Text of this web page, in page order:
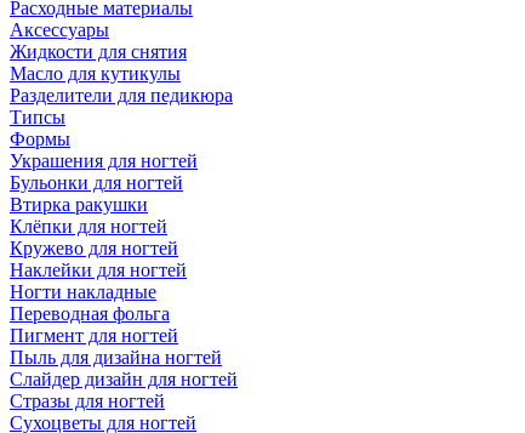
Расходные материалы
Аксессуары
Жидкости для снятия
Масло для кутикулы
Разделители для педикюра
Типсы
Формы
Украшения для ногтей
Бульонки для ногтей
Втирка ракушки
Клёпки для ногтей
Кружево для ногтей
Наклейки для ногтей
Ногти накладные
Переводная фольга
Пигмент для ногтей
Пыль для дизайна ногтей
Слайдер дизайн для ногтей
Стразы для ногтей
Сухоцветы для ногтей